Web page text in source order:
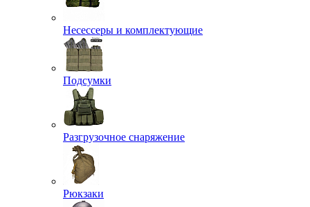
Несессеры и комплектующие
Подсумки
Разгрузочное снаряжение
Рюкзаки